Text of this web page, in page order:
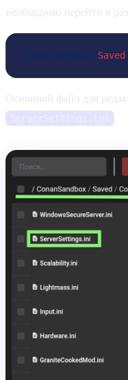
необходимо перейти в
/ConanSandbox/Saved
Основной файл для